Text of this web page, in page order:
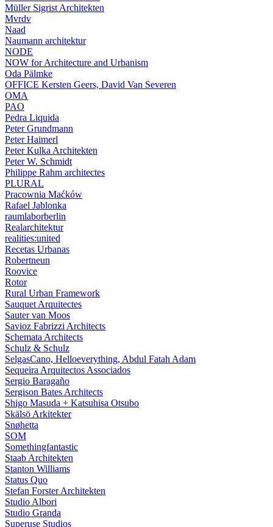
Müller Sigrist Architekten
Mvrdv
Naad
Naumann architektur
NODE
NOW for Architecture and Urbanism
Oda Pälmke
OFFICE Kersten Geers, David Van Severen
OMA
PAO
Pedra Liquida
Peter Grundmann
Peter Haimerl
Peter Kulka Architekten
Peter W. Schmidt
Philippe Rahm architectes
PLURAL
Pracownia Maćków
Rafael Jablonka
raumlaborberlin
Realarchitektur
realities:united
Recetas Urbanas
Robertneun
Roovice
Rotor
Rural Urban Framework
Sauquet Arquitectes
Sauter van Moos
Savioz Fabrizzi Architects
Schemata Architects
Schulz & Schulz
SelgasCano, Helloeverything, Abdul Fatah Adam
Sequeira Arquitectos Associados
Sergio Baragaño
Sergison Bates Architects
Shigo Masuda + Katsuhisa Otsubo
Skälsö Arkitekter
Snøhetta
SOM
Somethingfantastic
Staab Architekten
Stanton Williams
Status Quo
Stefan Forster Architekten
Studio Albori
Studio Granda
Superuse Studios